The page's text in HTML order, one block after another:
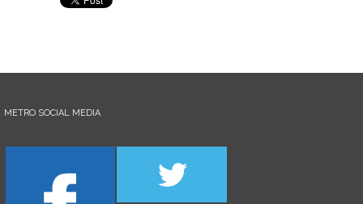
METRO SOCIAL MEDIA